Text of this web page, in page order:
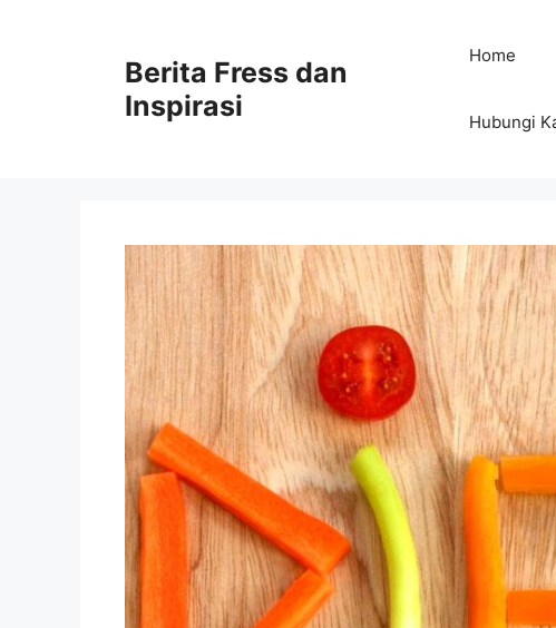
Berita Fress dan
Inspirasi
Home
Hubungi